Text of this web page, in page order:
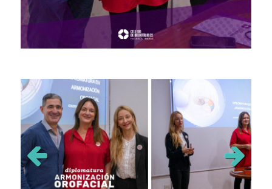
Previous Next